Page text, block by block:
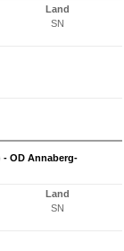
Land
SN
- OD Annaberg-
Land
SN